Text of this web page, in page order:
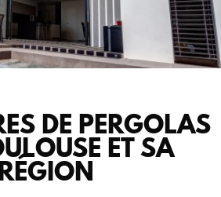
DE PERGOLAS
ET SA